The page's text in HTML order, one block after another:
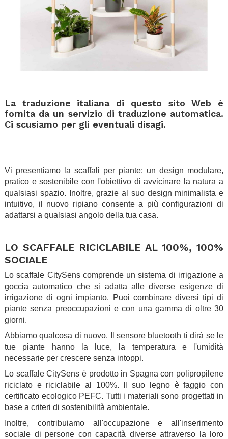
La traduzione italiana di questo sito Web è
fornita da un servizio di traduzione automatica.
Ci scusiamo per gli eventuali disagi.
Vi presentiamo la scaffali per piante: un design modulare,
pratico e sostenibile con l'obiettivo di avvicinare la natura a
qualsiasi spazio.
Inoltre, grazie al suo design minimalista e
intuitivo, il nuovo ripiano consente a più configurazioni di
adattarsi a qualsiasi angolo della tua casa.
LO SCAFFALE RICICLABILE AL 100%, 100%
SOCIALE
Lo scaffale CitySens comprende un sistema di irrigazione a
goccia automatico che si adatta alle diverse esigenze di
irrigazione di ogni impianto. Puoi combinare diversi tipi di
piante senza preoccupazioni e con una gamma di oltre 30
giorni.
Abbiamo qualcosa di nuovo. Il sensore bluetooth ti dirà se le
tue piante hanno la luce, la temperatura e l'umidità
necessarie per crescere senza intoppi.
Lo scaffale CitySens è prodotto in Spagna con polipropilene
riciclato e riciclabile al 100%. Il suo legno è faggio con
certificato ecologico PEFC. Tutti i materiali sono progettati in
base a criteri di sostenibilità ambientale.
Inoltre, contribuiamo all'occupazione e all'inserimento
sociale di persone con capacità diverse attraverso la loro